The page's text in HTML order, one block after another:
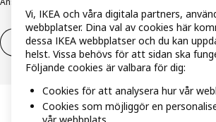
Utöva ångerrätt Utöva
Vi, IKEA och våra digitala partners,
webbplatser. Dina val av cookies här
dessa IKEA webbplatser och du kan
helst. Vissa behövs för att sidan ska
Följande cookies är valbara för dig:
Cookies för att analysera hur vår
Cookies som möjliggör en